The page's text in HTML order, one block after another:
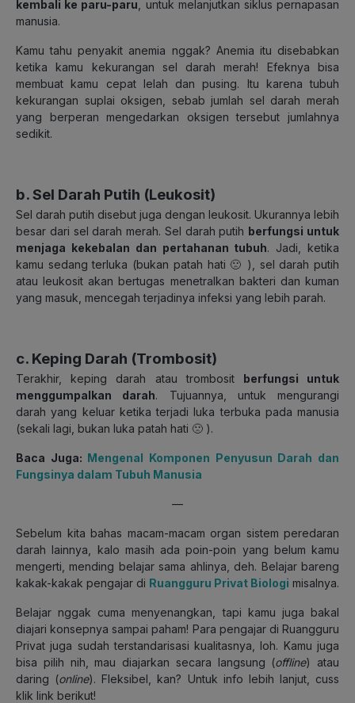
kembali ke paru-paru , untuk melanjutkan siklus pernapasan
manusia.
Kamu tahu penyakit anemia nggak? Anemia itu disebabkan
ketika kamu kekurangan sel darah merah! Efeknya bisa
membuat kamu cepat lelah dan pusing. Itu karena tubuh
kekurangan suplai oksigen, sebab jumlah sel darah merah
yang berperan mengedarkan oksigen tersebut jumlahnya
sedikit.
b. Sel Darah Putih (Leukosit)
Sel darah putih disebut juga dengan leukosit. Ukurannya lebih
besar dari sel darah merah. Sel darah putih berfungsi untuk
menjaga kekebalan dan pertahanan tubuh. Jadi, ketika
kamu sedang terluka (bukan patah hati 🙁 ), sel darah putih
atau leukosit akan bertugas menetralkan bakteri dan kuman
yang masuk, mencegah terjadinya infeksi yang lebih parah.
c. Keping Darah (Trombosit)
Terakhir, keping darah atau trombosit berfungsi untuk
menggumpalkan darah. Tujuannya, untuk mengurangi
darah yang keluar ketika terjadi luka terbuka pada manusia
(sekali lagi, bukan luka patah hati 🙁 ).
Baca Juga: Mengenal Komponen Penyusun Darah dan
Fungsinya dalam Tubuh Manusia
—
Sebelum kita bahas macam-macam organ sistem peredaran
darah lainnya, kalo masih ada poin-poin yang belum kamu
mengerti, mending belajar sama ahlinya, deh. Belajar bareng
kakak-kakak pengajar di Ruangguru Privat Biologi misalnya.
Belajar nggak cuma menyenangkan, tapi kamu juga bakal
diajari konsepnya sampai paham! Para pengajar di Ruangguru
Privat juga sudah terstandarisasi kualitasnya, loh. Kamu juga
bisa pilih nih, mau diajarkan secara langsung (offline) atau
daring (online). Fleksibel, kan? Untuk info lebih lanjut, cuss
klik link berikut!